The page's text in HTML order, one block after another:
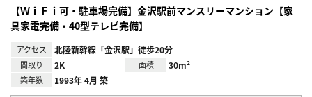
【ＷｉＦｉ可・駐車場完備】金沢駅前マンスリーマンション【家
具家電完備・40型テレビ完備】
アクセス 北陸新幹線「金沢駅」徒歩20分
間取り 2K 面積 30m²
築年数 1993年 4月 築